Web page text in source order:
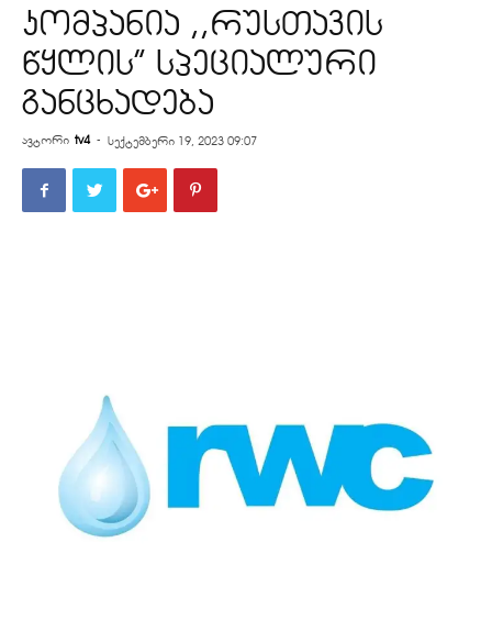
კომპანია ,,რუსთავის
წყლის” სპეციალური
განცხადება
ავტორი tv4 - სექტემბერი 19, 2023 09:07